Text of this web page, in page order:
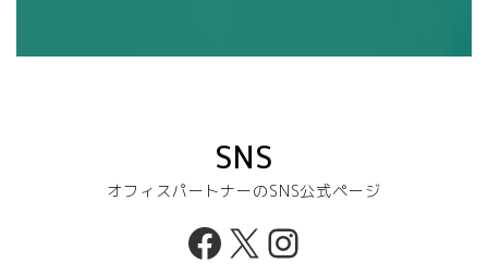
SNS
オフィスパートナーのSNS公式ページ
Facebook
X Instagram